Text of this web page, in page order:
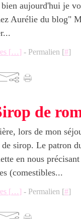
aujourd'hui je
Aurélie du blog"
[…] - Permalien [#]
de
lors de mon
sirop. Le patron
en nous
(comestibles...
[…] - Permalien [#]